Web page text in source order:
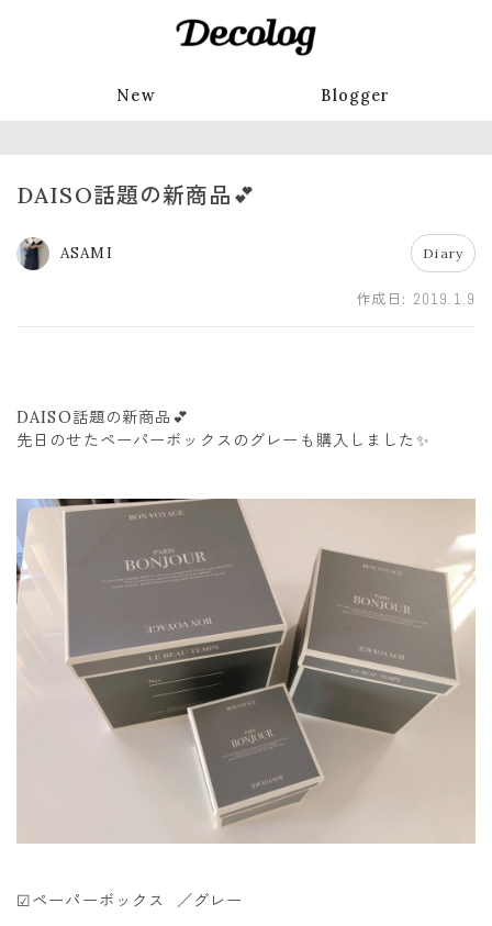
New Blogger
DAISO話題の新商品💕
ASAMI Diary
作成日: 2019.1.9
DAISO話題の新商品💕
先日のせたペーパーボックスのグレーも購入しました✨
☑︎ペーパーボックス ／グレー